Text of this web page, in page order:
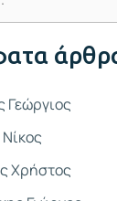
Γεώργιος
Χρήστος